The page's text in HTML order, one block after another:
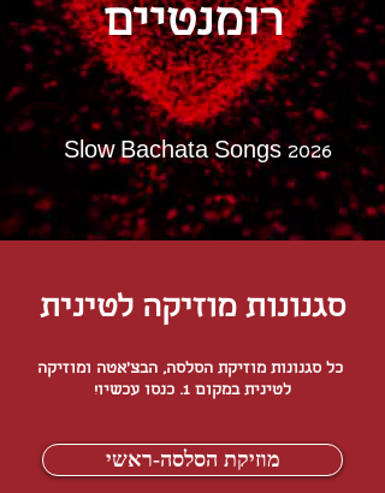
רומנטיים
Slow Bachata Songs 2026
סגנונות מוזיקה לטינית
כל סגנונות מוזיקת הסלסה, הבצ'אטה ומוזיקה
לטינית במקום 1. כנסו עכשיו!
מוזיקת הסלסה-ראשי